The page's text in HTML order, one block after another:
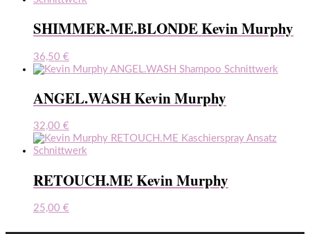
SHIMMER-ME.BLONDE Kevin Murphy
36,50 €
ANGEL.WASH Kevin Murphy
32,00 €
RETOUCH.ME Kevin Murphy
25,00 €